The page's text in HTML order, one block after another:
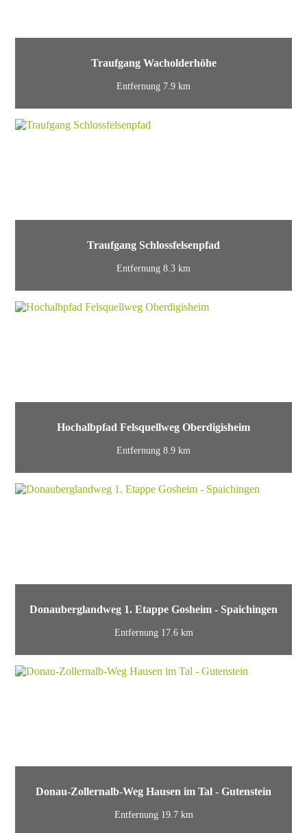
Traufgang Wacholderhöhe
Entfernung 7.9 km
Traufgang Schlossfelsenpfad
Entfernung 8.3 km
Hochalbpfad Felsquellweg Oberdigisheim
Entfernung 8.9 km
Donauberglandweg 1. Etappe Gosheim - Spaichingen
Entfernung 17.6 km
Donau-Zollernalb-Weg Hausen im Tal - Gutenstein
Entfernung 19.7 km